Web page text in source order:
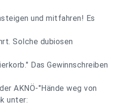
und mitfahren! Es
Solche dubiosen
Das Gewinnschreiben
AKNÖ-"Hände weg von
unter: